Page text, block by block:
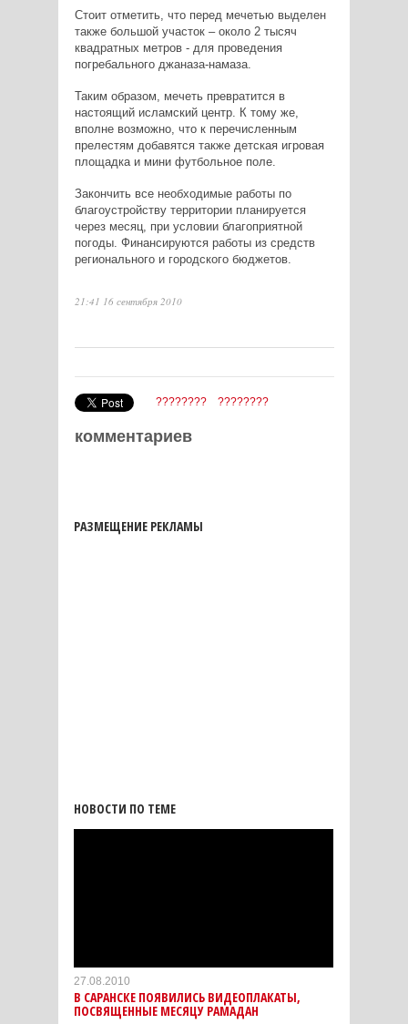
Стоит отметить, что перед мечетью выделен
также большой участок – около 2 тысяч
квадратных метров - для проведения
погребального джаназа-намаза.
Таким образом, мечеть превратится в
настоящий исламский центр. К тому же,
вполне возможно, что к перечисленным
прелестям добавятся также детская игровая
площадка и мини футбольное поле.
Закончить все необходимые работы по
благоустройству территории планируется
через месяц, при условии благоприятной
погоды. Финансируются работы из средств
регионального и городского бюджетов.
21:41 16 сентября 2010
???????? ????????
комментариев
РАЗМЕЩЕНИЕ РЕКЛАМЫ
НОВОСТИ ПО ТЕМЕ
27.08.2010
В САРАНСКЕ ПОЯВИЛИСЬ ВИДЕОПЛАКАТЫ,
ПОСВЯЩЕННЫЕ МЕСЯЦУ РАМАДАН